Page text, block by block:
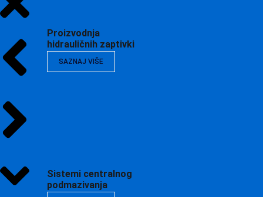
Proizvodnja
hidrauličnih zaptivki
SAZNAJ VIŠE
Sistemi centralnog
podmazivanja